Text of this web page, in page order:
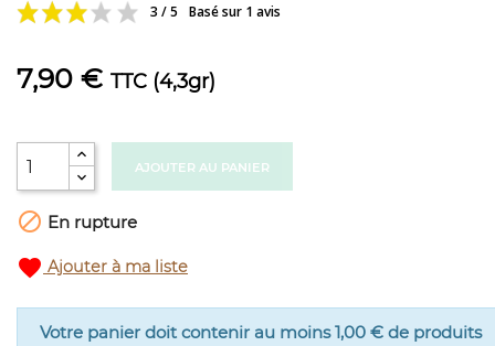
3 / 5 Basé sur 1 avis
7,90 € TTC (4,3gr)
AJOUTER AU PANIER
 En rupture
favorite Ajouter à ma liste
Votre panier doit contenir au moins 1,00 € de produits